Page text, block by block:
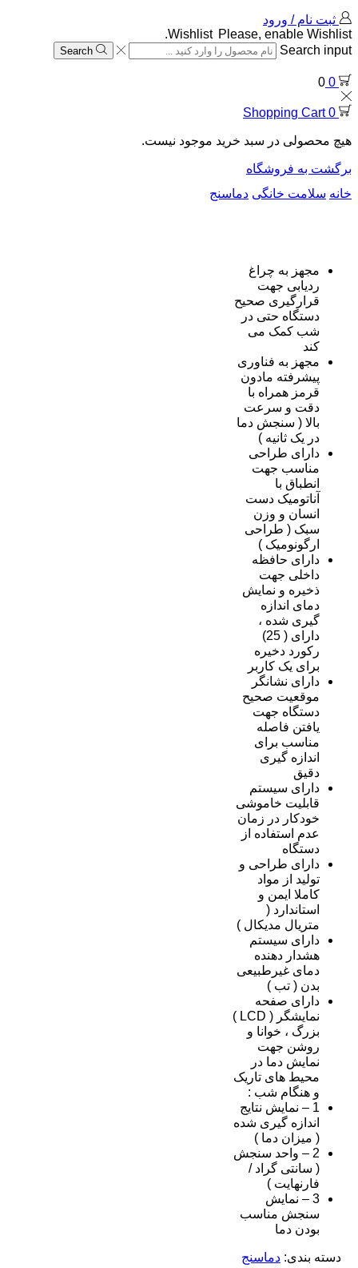
ثبت نام / ورود
Wishlist Please, enable Wishlist.
Search input
Search
0
0
0
Shopping Cart
هیچ محصولی در سبد خرید موجود نیست.
برگشت به فروشگاه
خانه سلامت خانگی دماسنج
مجهز به چراغ
ردیابی جهت
قرارگیری صحیح
دستگاه حتی در
شب کمک می
کند
مجهز به فناوری
پیشرفته مادون
قرمز همراه با
دقت و سرعت
بالا ( سنجش دما
در یک ثانیه )
دارای طراحی
مناسب جهت
انطباق با
آناتومیک دست
انسان و وزن
سبک ( طراحی
ارگونومیک )
دارای حافظه
داخلی جهت
ذخیره و نمایش
دمای اندازه
گیری شده ،
دارای ( 25)
رکورد دخیره
برای یک کاربر
دارای نشانگر
موقعیت صحیح
دستگاه جهت
یافتن فاصله
مناسب برای
اندازه گیری
دقیق
دارای سیستم
قابلیت خاموشی
خودکار در زمان
عدم استفاده از
دستگاه
دارای طراحی و
تولید از مواد
کاملا ایمن و
استاندارد (
متریال مدیکال )
دارای سیستم
هشدار دهنده
دمای غیرطبیعی
بدن ( تب )
دارای صفحه
نمایشگر ( LCD )
بزرگ ، خوانا و
روشن جهت
نمایش دما در
محیط های تاریک
و هنگام شب :
1 – نمایش نتایج
اندازه گیری شده
( میزان دما )
2 – واحد سنجش
( سانتی گراد /
فارنهایت )
3 – نمایش
سنجش مناسب
بودن دما
دسته بندی:دماسنج